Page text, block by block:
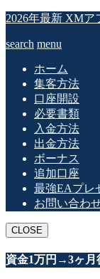
2026年最新 XMア
search menu
ホーム
集客方法
口座開設
必要書類
入金方法
出金方法
ボーナス
追加口座
最強EAプレ
お問い合わ
CLOSE
資金1万円→3ヶ月